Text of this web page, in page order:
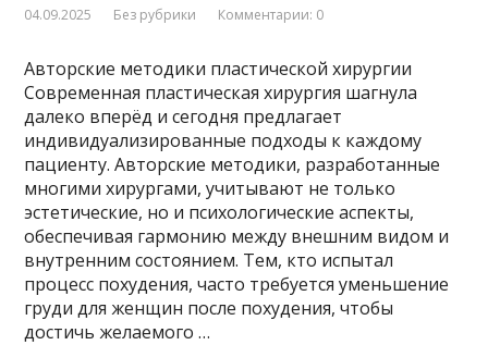
04.09.2025 Без рубрики Комментарии: 0
Авторские методики пластической хирургии
Современная пластическая хирургия шагнула
далеко вперёд и сегодня предлагает
индивидуализированные подходы к каждому
пациенту. Авторские методики, разработанные
многими хирургами, учитывают не только
эстетические, но и психологические аспекты,
обеспечивая гармонию между внешним видом и
внутренним состоянием. Тем, кто испытал
процесс похудения, часто требуется уменьшение
груди для женщин после похудения, чтобы
достичь желаемого …